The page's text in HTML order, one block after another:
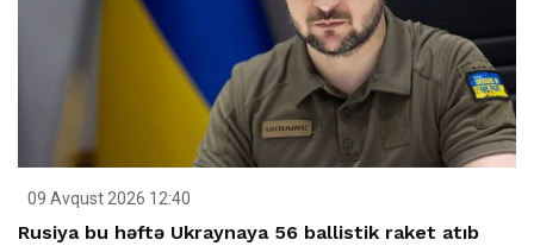
09 Avqust 2026 12:40
Rusiya bu həftə Ukraynaya 56 ballistik raket atıb